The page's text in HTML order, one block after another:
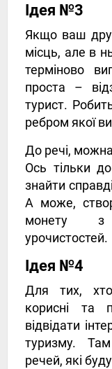
Ідея №3
Якщо ваш
місць, але в
терміново
проста –
турист.
ребром якої
До речі,
Ось тільки
знайти
А може,
монету з
урочистостей.
Ідея №4
Для тих,
корисні та
відвідати
туризму.
речей, які